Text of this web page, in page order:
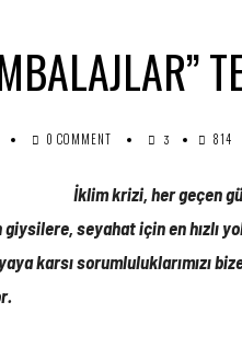
0 COMMENT 3 814
İklim krizi, her geçen
giysilere, seyahat için en
karsı sorumluluklarımızı bize